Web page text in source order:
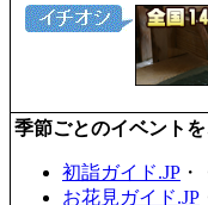
季節ごとのイベント
初詣ガイド.JP
お花見ガイド.JP